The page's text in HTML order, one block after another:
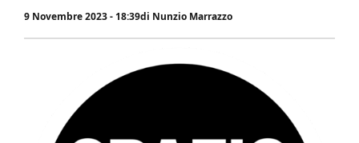
9 Novembre 2023 - 18:39di Nunzio Marrazzo